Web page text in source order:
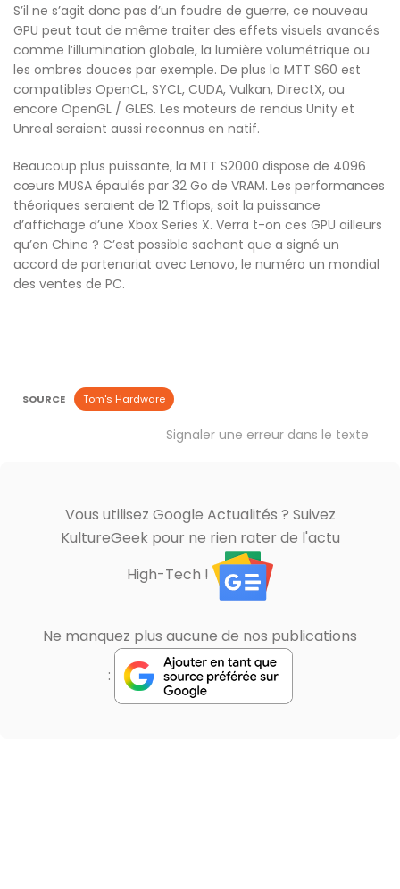
S’il ne s’agit donc pas d’un foudre de guerre, ce nouveau
GPU peut tout de même traiter des effets visuels avancés
comme l’illumination globale, la lumière volumétrique ou
les ombres douces par exemple. De plus la MTT S60 est
compatibles OpenCL, SYCL, CUDA, Vulkan, DirectX, ou
encore OpenGL / GLES. Les moteurs de rendus Unity et
Unreal seraient aussi reconnus en natif.
Beaucoup plus puissante, la MTT S2000 dispose de 4096
cœurs MUSA épaulés par 32 Go de VRAM. Les performances
théoriques seraient de 12 Tflops, soit la puissance
d’affichage d’une Xbox Series X. Verra t-on ces GPU ailleurs
qu’en Chine ? C’est possible sachant que a signé un
accord de partenariat avec Lenovo, le numéro un mondial
des ventes de PC.
SOURCE Tom's Hardware
Signaler une erreur dans le texte
Vous utilisez Google Actualités ? Suivez
KultureGeek pour ne rien rater de l'actu
High-Tech !
Ne manquez plus aucune de nos publications
: